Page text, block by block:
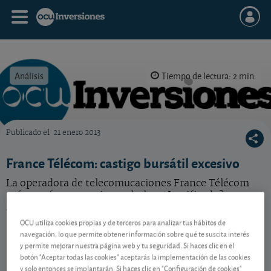
Análisis Tiempo de lectura: 2 min.
Publicado el 21 enero 2013
France Télécom: castigo bursátil excesivo
La operadora de telecomucaciones France Télécom
sufre un fuerte castigo en bolsa. ¿Justificado?
¿Atractiva compra?
Contenido reservado a SOCIOS
OCU utiliza cookies propias y de terceros para analizar tus hábitos de
navegación, lo que permite obtener información sobre qué te suscita interés
y permite mejorar nuestra página web y tu seguridad. Si haces clic en el
botón "Aceptar todas las cookies" aceptarás la implementación de las cookies
y solo entonces se implantarán. Si haces clic en "Configuración de cookies"